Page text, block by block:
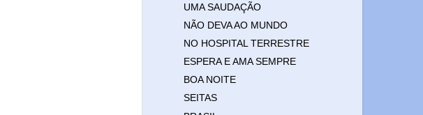
UMA SAUDAÇÃO
NÃO DEVA AO MUNDO
NO HOSPITAL TERRESTRE
ESPERA E AMA SEMPRE
BOA NOITE
SEITAS